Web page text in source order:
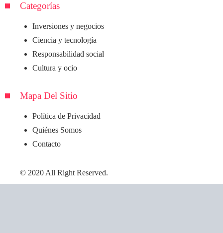
Categorías
Inversiones y negocios
Ciencia y tecnología
Responsabilidad social
Cultura y ocio
Mapa Del Sitio
Política de Privacidad
Quiénes Somos
Contacto
© 2020 All Right Reserved.